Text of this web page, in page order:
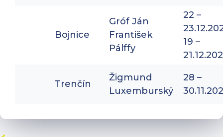
Bojnice
Gróf Ján
František
Pálffy
22 –
19 –
Trenčín
Žigmund
Luxemburský
28 –